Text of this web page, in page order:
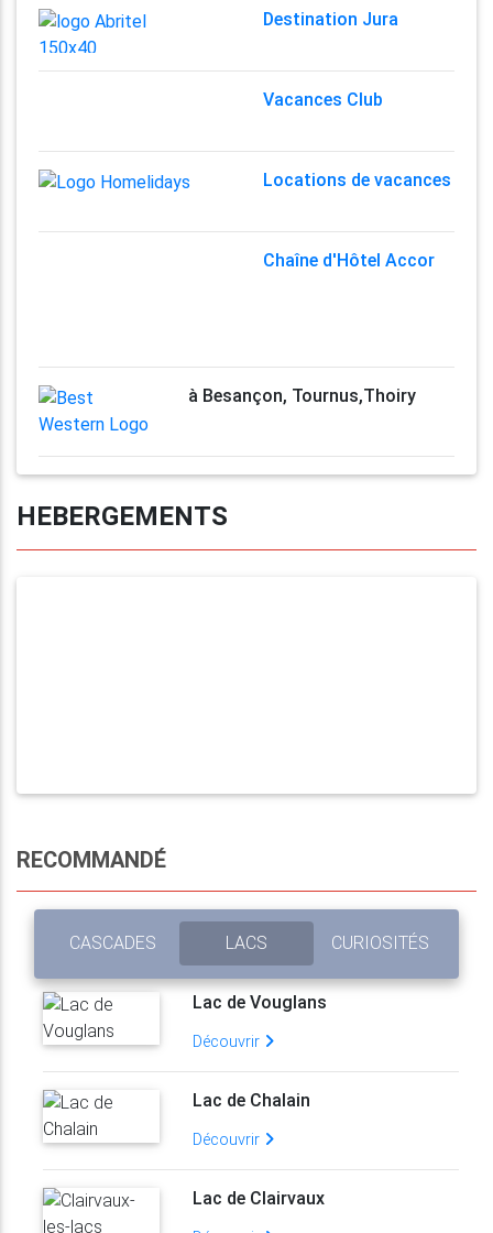
Destination Jura
Vacances Club
Locations de vacances
Chaîne d'Hôtel Accor
à Besançon, Tournus,Thoiry
HEBERGEMENTS
RECOMMANDÉ
CASCADES LACS CURIOSITÉS
Lac de Vouglans
Découvrir
Lac de Chalain
Découvrir
Lac de Clairvaux